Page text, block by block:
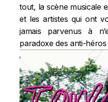
tout, la scène musicale
et les artistes qui ont
jamais parvenus à
paradoxe des anti-